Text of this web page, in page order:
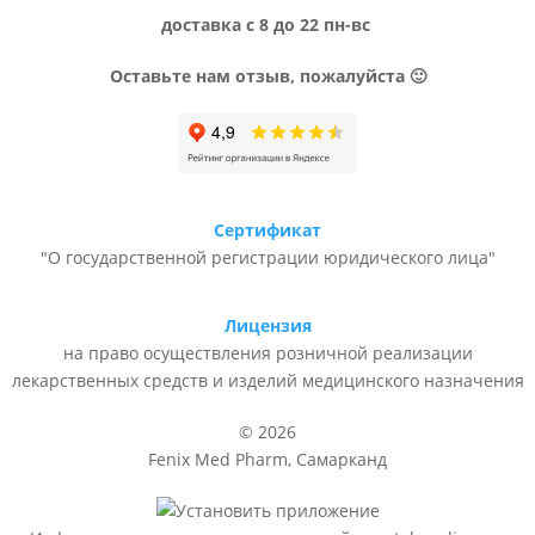
доставка с 8 до 22 пн-вс
Оставьте нам отзыв, пожалуйста 🙂
Сертификат
"О государственной регистрации юридического лица"
Лицензия
на право осуществления розничной реализации
лекарственных средств и изделий медицинского назначения
© 2026
Fenix Med Pharm, Самарканд